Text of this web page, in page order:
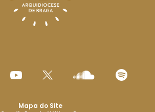
Mapa do Site